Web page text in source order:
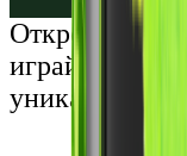
Открой мир
играй честно
уникальными